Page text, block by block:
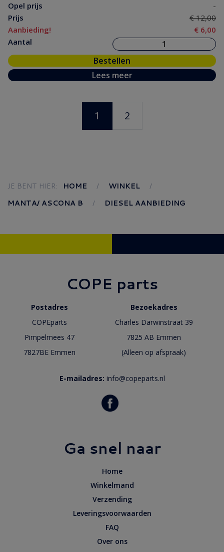
Opel prijs
-
Prijs
€ 12,00
Aanbieding!
€ 6,00
Aantal
Bestellen
Lees meer
1 2
JE BENT HIER: HOME
WINKEL
MANTA/ ASCONA B
DIESEL AANBIEDING
COPE parts
Postadres
Bezoekadres
COPEparts
Charles Darwinstraat 39
Pimpelmees 47
7825 AB Emmen
7827BE Emmen
(Alleen op afspraak)
E-mailadres: info@copeparts.nl
Ga snel naar
Home
Winkelmand
Verzending
Leveringsvoorwaarden
FAQ
Over ons